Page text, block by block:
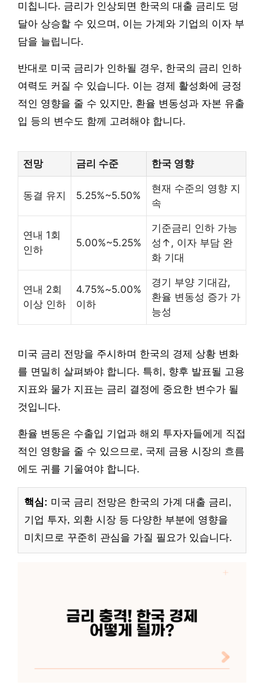
미칩니다. 금리가 인상되면 한국의 대출 금리도 덩
달아 상승할 수 있으며, 이는 가계와 기업의 이자 부
담을 늘립니다.
반대로 미국 금리가 인하될 경우, 한국의 금리 인하
여력도 커질 수 있습니다. 이는 경제 활성화에 긍정
적인 영향을 줄 수 있지만, 환율 변동성과 자본 유출
입 등의 변수도 함께 고려해야 합니다.
전망 금리 수준 한국 영향
동결 유지 5.25%~5.50%
현재 수준의 영향 지
속
연내 1회
인하
5.00%~5.25%
기준금리 인하 가능
성↑, 이자 부담 완
화 기대
연내 2회
이상 인하
4.75%~5.00%
이하
경기 부양 기대감,
환율 변동성 증가 가
능성
미국 금리 전망을 주시하며 한국의 경제 상황 변화
를 면밀히 살펴봐야 합니다. 특히, 향후 발표될 고용
지표와 물가 지표는 금리 결정에 중요한 변수가 될
것입니다.
환율 변동은 수출입 기업과 해외 투자자들에게 직접
적인 영향을 줄 수 있으므로, 국제 금융 시장의 흐름
에도 귀를 기울여야 합니다.
핵심: 미국 금리 전망은 한국의 가계 대출 금리,
기업 투자, 외환 시장 등 다양한 부분에 영향을
미치므로 꾸준히 관심을 가질 필요가 있습니다.